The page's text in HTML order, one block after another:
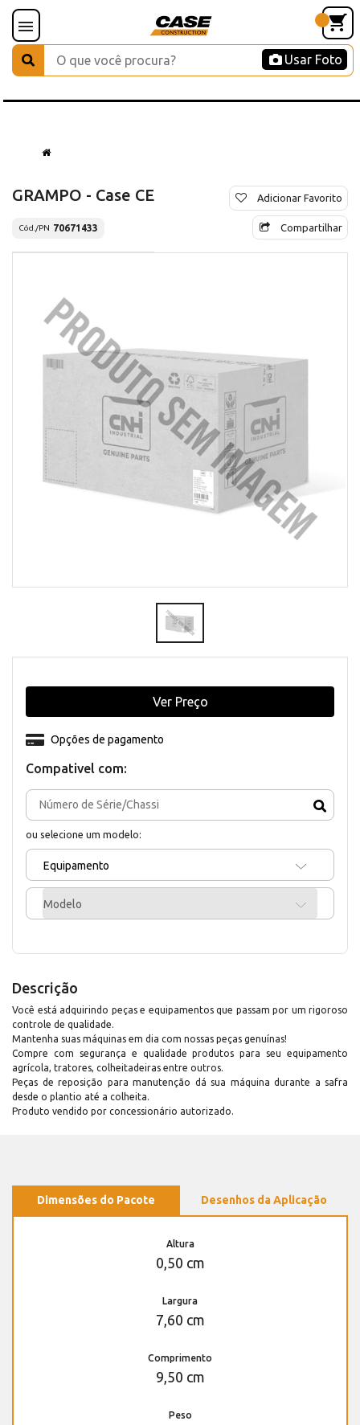
Usar Foto
GRAMPO - Case CE
Cód./PN 70671433
Adicionar Favorito
Compartilhar
Compativel com:
ou selecione um modelo:
Equipamento
Modelo
Opções de pagamento
Ver Preço
Descrição
Você está adquirindo peças e equipamentos que passam por um rigoroso
controle de qualidade.
Mantenha suas máquinas em dia com nossas peças genuínas!
Compre com segurança e qualidade produtos para seu equipamento
agrícola, tratores, colheitadeiras entre outros.
Peças de reposição para manutenção dá sua máquina durante a safra
desde o plantio até a colheita.
Produto vendido por concessionário autorizado.
Dimensões do Pacote Desenhos da Aplicação
Altura
0,50 cm
Largura
7,60 cm
Comprimento
9,50 cm
Peso